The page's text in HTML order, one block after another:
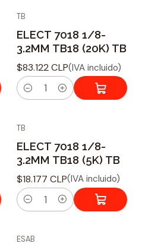
n
t
i
d
a
d
TB
ELECT 7018 1/8-
3.2MM TB18 (20K) TB
$83.122 CLP(IVA incluido)
C
n
t
i
d
a
d
TB
ELECT 7018 1/8-
3.2MM TB18 (5K) TB
$18.177 CLP(IVA incluido)
C
n
ESAB